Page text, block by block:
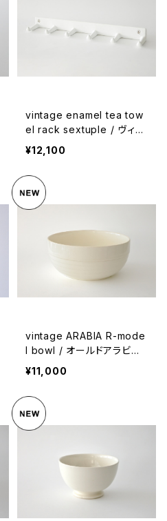
vintage enamel tea tow
el rack sextuple / ヴィン
テージ ホーローフック 6連
¥12,100
vintage ARABIA R-mode
l bowl / オールドアラビア
ボウル アイボリー
¥11,000